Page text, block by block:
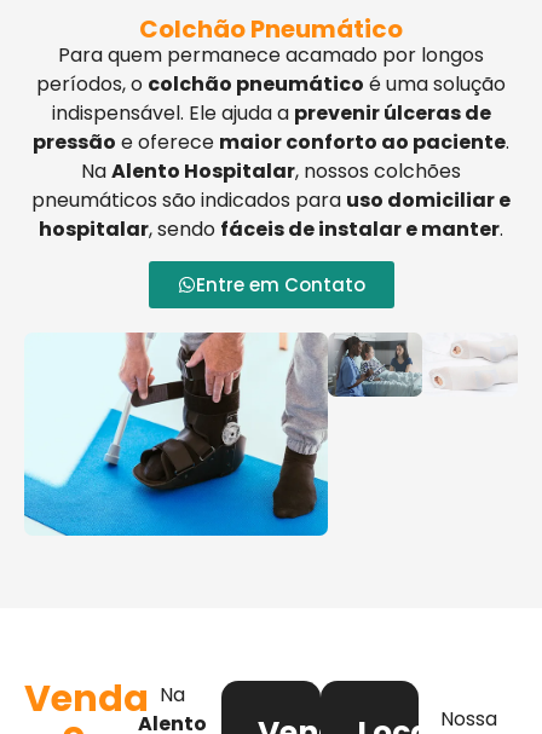
Colchão Pneumático
Para quem permanece acamado por longos
períodos, o colchão pneumático é uma solução
indispensável. Ele ajuda a prevenir úlceras de
pressão e oferece maior conforto ao paciente.
NaAlento Hospitalar, nossos colchões
pneumáticos são indicados para uso domiciliar e
hospitalar, sendo fáceis de instalar e manter.
Entre em Contato
Venda Na
Alento
Nossa